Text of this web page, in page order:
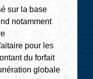
sur la base
notamment
pour les
du forfait
globale